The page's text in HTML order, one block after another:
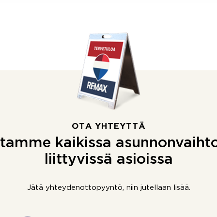
OTA YHTEYTTÄ
kaikissa
liittyvissä asioissa
Jätä yhteydenottopyyntö, niin jutellaan lisää.